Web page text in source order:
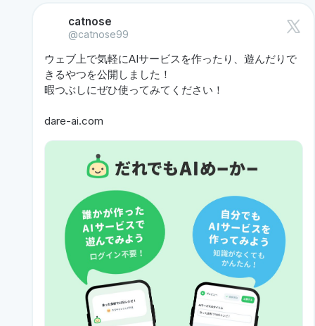
catnose
@catnose99
ウェブ上で気軽にAIサービスを作ったり、遊んだりで
きるやつを公開しました！
暇つぶしにぜひ使ってみてください！
dare-ai.com